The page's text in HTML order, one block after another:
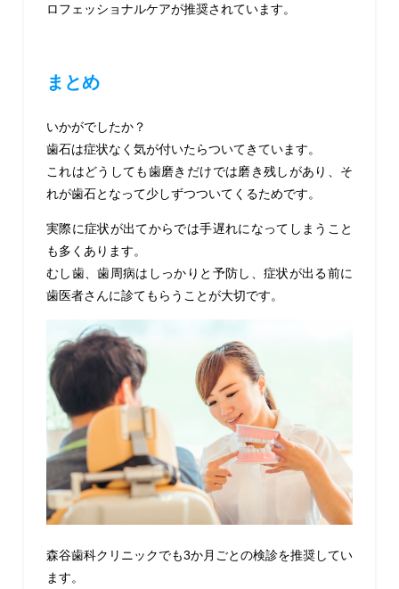
ロフェッショナルケアが推奨されています。
まとめ
いかがでしたか？
歯石は症状なく気が付いたらついてきています。
これはどうしても歯磨きだけでは磨き残しがあり、そ
れが歯石となって少しずつついてくるためです。
実際に症状が出てからでは手遅れになってしまうこと
も多くあります。
むし歯、歯周病はしっかりと予防し、症状が出る前に
歯医者さんに診てもらうことが大切です。
森谷歯科クリニックでも3か月ごとの検診を推奨してい
ます。